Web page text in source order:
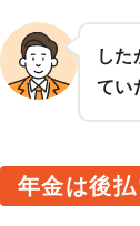
し
てい
年金は後